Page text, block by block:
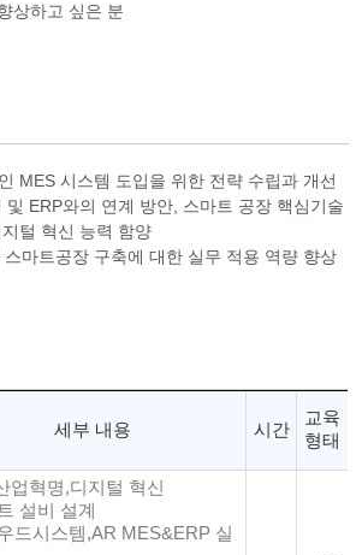
상하고 싶은 분
MES 시스템 도입을 위한 전략 수립과 개선
및 ERP와의 연계 방안, 스마트 공장 핵심기술
털 혁신 능력 함양
마트공장 구축에 대한 실무 적용 역량 향상
세부 내용 시간
교육
형태
업혁명,디지털 혁신
설비 설계
드시스템,AR MES&ERP 실